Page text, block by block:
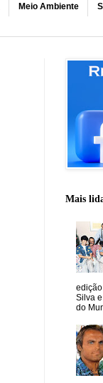
Meio Ambiente
Mais
Silva
do